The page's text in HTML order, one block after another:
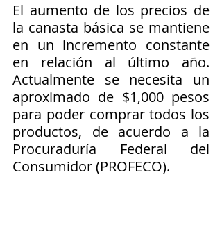
El aumento de los precios de
la canasta básica se mantiene
en un incremento constante
en relación al último año.
Actualmente se necesita un
aproximado de $1,000 pesos
para poder comprar todos los
productos, de acuerdo a la
Procuraduría Federal del
Consumidor (PROFECO).